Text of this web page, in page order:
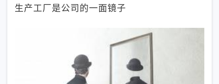
生产工厂是公司的一面镜子